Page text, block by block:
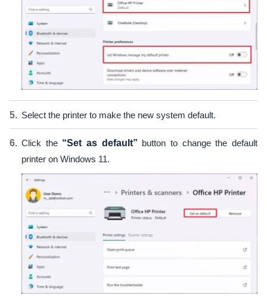
Select the printer to make the new system default.
Click the “Set as default” button to change the default
printer on Windows 11.